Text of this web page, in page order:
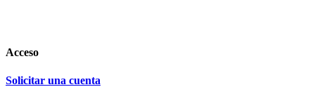
Acceso
Solicitar una cuenta